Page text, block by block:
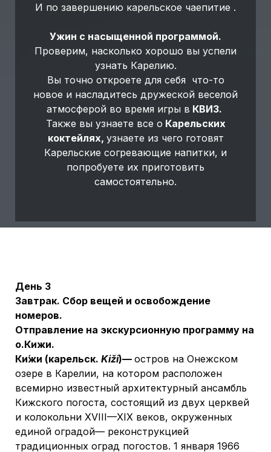
И по завершению карельское чаепитие .
Ужин с насыщенной программой.
Проверим, насколько хорошо вы успели
узнать Карелию.
Вы точно откроете для себя что-то
новое и насладитесь дружеской веселой
атмосферой во время игры в КВИЗ.
Также вы узнаете все о Карельских
коктейлях, узнаете из чего готовят
Карельские согревающие напитки, и
попробуете их приготовить
самостоятельно.
День 3
Завтрак. Сбор вещей и освобождение
номеров.
Отправление на экскурсионную программу на
о.Кижи.
Ки́жи (карельск. Kiži)— остров на Онежском
озере в Карелии, на котором расположен
всемирно известный архитектурный ансамбль
Кижского погоста, состоящий из двух церквей
и колокольни XVIII—XIX веков, окруженных
единой оградой— реконструкцией
традиционных оград погостов. 1 января 1966